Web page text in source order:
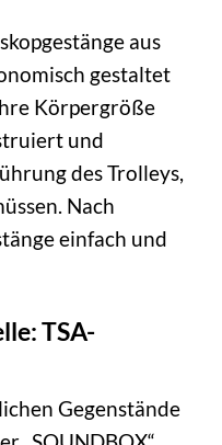
aus
gestaltet
Körpergröße
und
des Trolleys,
Nach
einfach und
TSA-
Gegenstände